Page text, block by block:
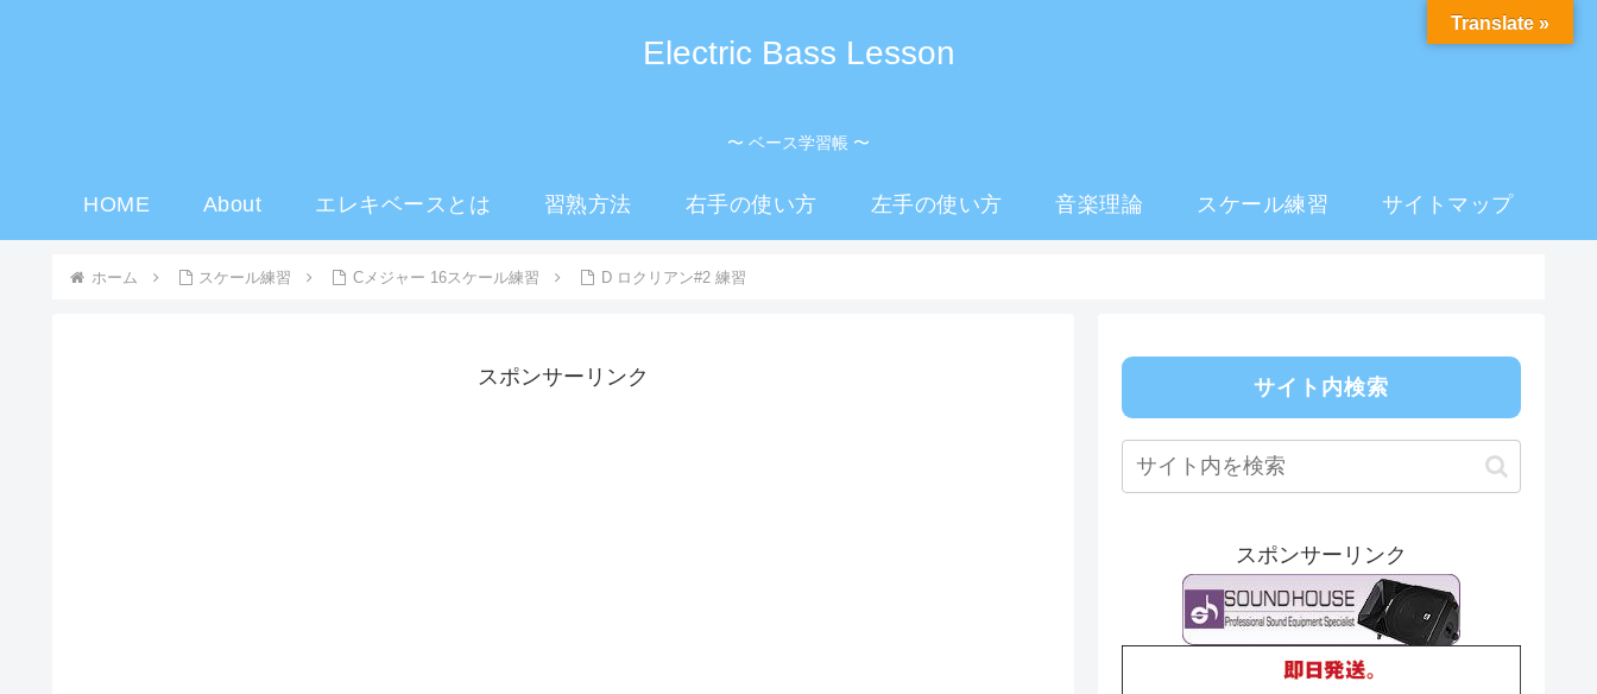
Electric Bass Lesson
〜 ベース学習帳 〜
HOME About エレキベースとは 習熟方法 右手の使い方 左手の使い方 音楽理論 スケール練習 サイトマップ
ホーム スケール練習 Cメジャー 16スケール練習 D ロクリアン#2 練習
スポンサーリンク サイト内検索
スポンサーリンク
Translate »